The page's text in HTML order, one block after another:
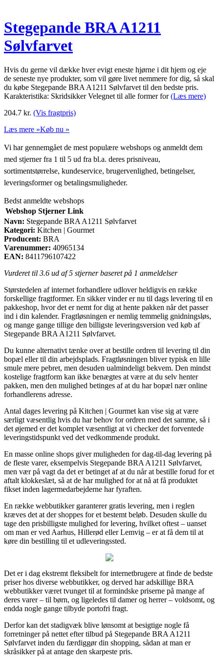
Stegepande BRA A1211
Sølvfarvet
Hvis du gerne vil dække hver evigt eneste hjørne i dit hjem og eje
de seneste nye produkter, som vil gøre livet nemmere for dig, så skal
du købe Stegepande BRA A1211 Sølvfarvet til den bedste pris.
Karakteristika: Skridsikker Velegnet til alle former for(Læs mere)
204.7 kr. (Vis fragtpris)
Læs mere »Køb nu »
Vi har gennemgået de mest populære webshops og anmeldt dem
med stjerner fra 1 til 5 ud fra bl.a. deres prisniveau,
sortimentstørrelse, kundeservice, brugervenlighed, betingelser,
leveringsformer og betalingsmuligheder.
Bedst anmeldte webshops
Webshop Stjerner Link
Navn: Stegepande BRA A1211 Sølvfarvet
Kategori: Kitchen | Gourmet
Producent: BRA
Varenummer: 40965134
EAN: 8411796107422
Vurderet til 3.6 ud af 5 stjerner baseret på 1 anmeldelser
Størstedelen af internet forhandlere udlover heldigvis en række
forskellige fragtformer. En sikker vinder er nu til dags levering til en
pakkeshop, hvor det er nemt for dig at hente pakken når det passer
ind i din kalender. Fragtløsningen er nemlig temmelig gnidningsløs,
og mange gange tillige den billigste leveringsversion ved køb af
Stegepande BRA A1211 Sølvfarvet.
Du kunne alternativt tænke over at bestille ordren til levering til din
bopæl eller til din arbejdsplads. Fragtløsningen bliver typisk en lille
smule mere pebret, men desuden ualmindeligt bekvem. Den mindst
kostelige fragtform kan ikke benægtes at være at du selv henter
pakken, men den mulighed betinges af at du har bopæl nær online
forhandlerens adresse.
Antal dages levering på Kitchen | Gourmet kan vise sig at være
særligt væsentlig hvis du har behov for ordren med det samme, så i
det øjemed er det komplet væsentligt at vi checker det forventede
leveringstidspunkt ved det vedkommende produkt.
En masse online shops giver muligheden for dag-til-dag levering på
de fleste varer, eksempelvis Stegepande BRA A1211 Sølvfarvet,
men vær på vagt da det er betinget af at du når at bestille forud for et
aftalt klokkeslæt, så at de har mulighed for at nå at få produktet
fikset inden lagermedarbejderne har fyraften.
En række webbutikker garanterer gratis levering, men i reglen
kræves det at der shoppes for et bestemt beløb. Desuden skulle du
tage den prisbilligste mulighed for levering, hvilket oftest – uanset
om man er ved Aarhus, Hillerød eller Lemvig – er at få dem til at
køre din bestilling til et udleveringssted.
Det er i dag ekstremt fleksibelt for internetbrugere at finde de bedste
priser hos diverse webbutikker, og derved har adskillige BRA
webbutikker været tvunget til at formindske priserne på mange af
deres varer – til børn, og ligeledes til damer og herrer – voldsomt, og
endda nogle gange tilbyde portofri fragt.
Derfor kan det stadigvæk blive lønsomt at besigtige nogle få
forretninger på nettet efter tilbud på Stegepande BRA A1211
Sølvfarvet inden du færdiggør din shopping, sådan at man er
skråsikker på at antage den skarpeste pris.